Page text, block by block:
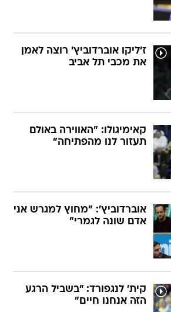
ז'ליקו אוברדוביץ' רוצה לאמן
את מכבי תל אביב
קאימיגולו: "האווירה באולם
תעזור לנו מהפתיחה"
אוברדוביץ': "מחוץ למגרש אני
אדם שונה לגמרי"
קית' לנגפורד: "בשביל הרגע
הזה אנחנו חיים"